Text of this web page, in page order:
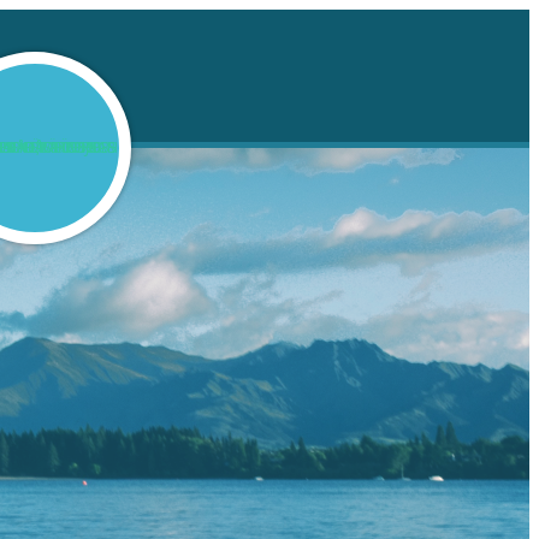
DRABBAR BÅDE POJKAR OCH FLICKOR. HOS OSS FÅR DU RÅD, STÖD OCH HJÄLP TILL LÄKNING